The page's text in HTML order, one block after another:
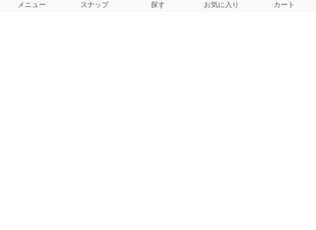
メニュー スナップ 探す お気に入り カート